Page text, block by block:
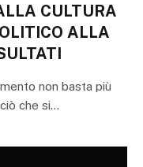
CULTURA
ALLA
non basta più
che si…